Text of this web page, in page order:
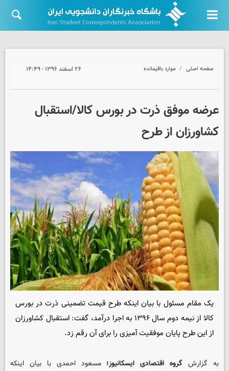
صفحه اصلی موارد باقیمانده ۲۶ اسفند ۱۳۹۶ - ۱۴:۴۹
عرضه موفق ذرت در بورس کالا/استقبال
کشاورزان از طرح
یک مقام مسئول با بیان اینکه طرح قیمت تضمینی ذرت در بورس
کالا از نیمه دوم سال ۱۳۹۶ به اجرا درآمد، گفت: استقبال کشاورزان
از این طرح پایان موفقیت آمیزی را برای آن رقم زد.
به گزارشگروه اقتصادی ایسکانیوز؛مسعود احمدی با بیان اینکه